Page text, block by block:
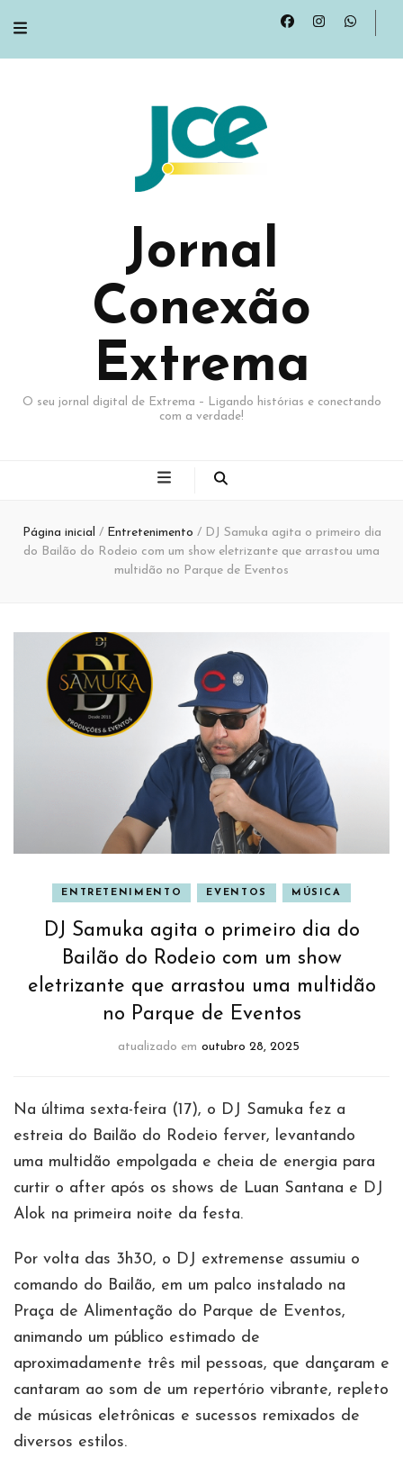
Jornal
Conexão
Extrema
O seu jornal digital de Extrema – Ligando histórias e conectando
com a verdade!
Página inicial / Entretenimento / DJ Samuka agita o primeiro dia
do Bailão do Rodeio com um show eletrizante que arrastou uma
multidão no Parque de Eventos
ENTRETENIMENTO EVENTOS MÚSICA
DJ Samuka agita o primeiro dia do
Bailão do Rodeio com um show
eletrizante que arrastou uma multidão
no Parque de Eventos
atualizado em outubro 28, 2025
Na última sexta-feira (17), o DJ Samuka fez a
estreia do Bailão do Rodeio ferver, levantando
uma multidão empolgada e cheia de energia para
curtir o after após os shows de Luan Santana e DJ
Alok na primeira noite da festa.
Por volta das 3h30, o DJ extremense assumiu o
comando do Bailão, em um palco instalado na
Praça de Alimentação do Parque de Eventos,
animando um público estimado de
aproximadamente três mil pessoas, que dançaram e
cantaram ao som de um repertório vibrante, repleto
de músicas eletrônicas e sucessos remixados de
diversos estilos.